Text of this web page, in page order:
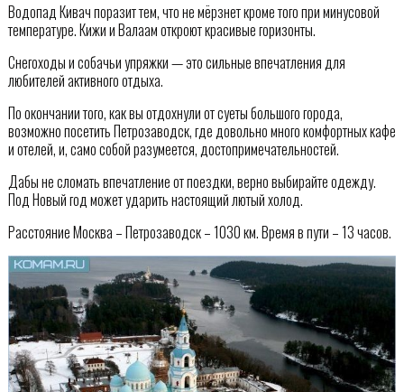
Водопад Кивач поразит тем, что не мёрзнет кроме того при минусовой
температуре. Кижи и Валаам откроют красивые горизонты.
Снегоходы и собачьи упряжки — это сильные впечатления для
любителей активного отдыха.
По окончании того, как вы отдохнули от суеты большого города,
возможно посетить Петрозаводск, где довольно много комфортных кафе
и отелей, и, само собой разумеется, достопримечательностей.
Дабы не сломать впечатление от поездки, верно выбирайте одежду.
Под Новый год может ударить настоящий лютый холод.
Расстояние Москва – Петрозаводск – 1030 км. Время в пути – 13 часов.